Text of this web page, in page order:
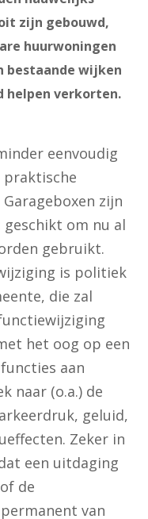
zijn gebouwd,
huurwoningen
bestaande wijken
helpen verkorten.
eenvoudig
praktische
zijn
om nu al
gebruikt.
is politiek
die zal
het oog op een
aan
naar (o.a.) de
geluid,
Zeker in
een uitdaging
de
van